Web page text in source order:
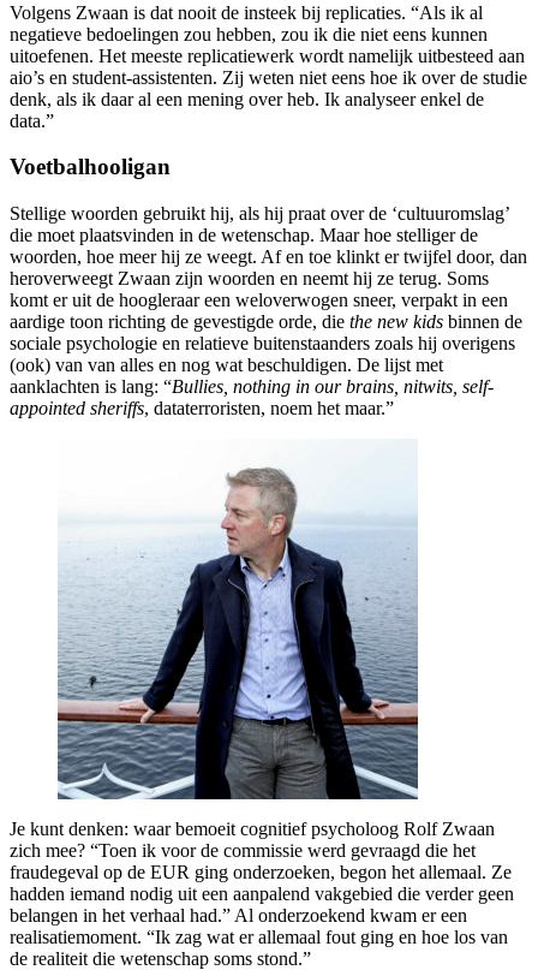
Volgens Zwaan is dat nooit de insteek bij replicaties. “Als ik al
negatieve bedoelingen zou hebben, zou ik die niet eens kunnen
uitoefenen. Het meeste replicatiewerk wordt namelijk uitbesteed aan
aio’s en student-assistenten. Zij weten niet eens hoe ik over de studie
denk, als ik daar al een mening over heb. Ik analyseer enkel de
data.”
Voetbalhooligan
Stellige woorden gebruikt hij, als hij praat over de ‘cultuuromslag’
die moet plaatsvinden in de wetenschap. Maar hoe stelliger de
woorden, hoe meer hij ze weegt. Af en toe klinkt er twijfel door, dan
heroverweegt Zwaan zijn woorden en neemt hij ze terug. Soms
komt er uit de hoogleraar een weloverwogen sneer, verpakt in een
aardige toon richting de gevestigde orde, die the new kids binnen de
sociale psychologie en relatieve buitenstaanders zoals hij overigens
(ook) van van alles en nog wat beschuldigen. De lijst met
aanklachten is lang: “Bullies, nothing in our brains, nitwits, self-
appointed sheriffs, dataterroristen, noem het maar.”
Je kunt denken: waar bemoeit cognitief psycholoog Rolf Zwaan
zich mee? “Toen ik voor de commissie werd gevraagd die het
fraudegeval op de EUR ging onderzoeken, begon het allemaal. Ze
hadden iemand nodig uit een aanpalend vakgebied die verder geen
belangen in het verhaal had.” Al onderzoekend kwam er een
realisatiemoment. “Ik zag wat er allemaal fout ging en hoe los van
de realiteit die wetenschap soms stond.”